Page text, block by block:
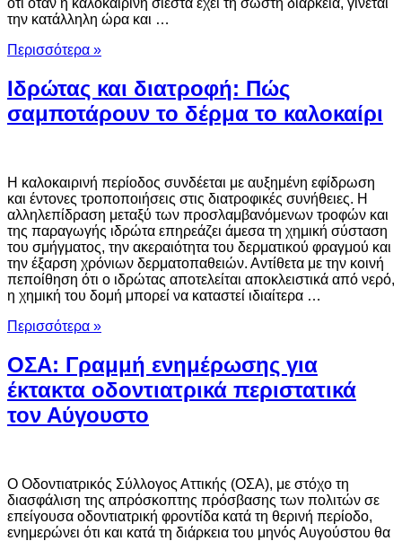
ότι όταν η καλοκαιρινή σιέστα έχει τη σωστή διάρκεια, γίνεται
την κατάλληλη ώρα και …
Περισσότερα »
Ιδρώτας και διατροφή: Πώς
σαμποτάρουν το δέρμα το καλοκαίρι
Η καλοκαιρινή περίοδος συνδέεται με αυξημένη εφίδρωση
και έντονες τροποποιήσεις στις διατροφικές συνήθειες. Η
αλληλεπίδραση μεταξύ των προσλαμβανόμενων τροφών και
της παραγωγής ιδρώτα επηρεάζει άμεσα τη χημική σύσταση
του σμήγματος, την ακεραιότητα του δερματικού φραγμού και
την έξαρση χρόνιων δερματοπαθειών. Αντίθετα με την κοινή
πεποίθηση ότι ο ιδρώτας αποτελείται αποκλειστικά από νερό,
η χημική του δομή μπορεί να καταστεί ιδιαίτερα …
Περισσότερα »
ΟΣΑ: Γραμμή ενημέρωσης για
έκτακτα οδοντιατρικά περιστατικά
τον Αύγουστο
Ο Οδοντιατρικός Σύλλογος Αττικής (ΟΣΑ), με στόχο τη
διασφάλιση της απρόσκοπτης πρόσβασης των πολιτών σε
επείγουσα οδοντιατρική φροντίδα κατά τη θερινή περίοδο,
ενημερώνει ότι και κατά τη διάρκεια του μηνός Αυγούστου θα